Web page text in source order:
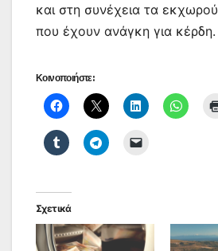
και στη συνέχεια τα
που έχουν ανάγκη για κέρδη.
Κοινοποιήστε:
Σχετικά